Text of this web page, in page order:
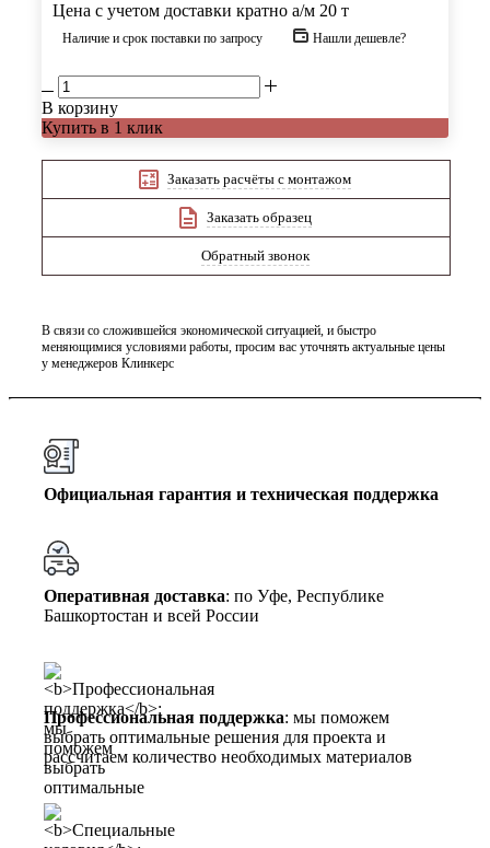
Цена с учетом доставки кратно а/м 20 т
Наличие и срок поставки по запросу Нашли дешевле?
В корзину
Купить в 1 клик
Заказать расчёты с монтажом
Заказать образец
Обратный звонок
В связи со сложившейся экономической ситуацией, и быстро
меняющимися условиями работы, просим вас уточнять актуальные цены
у менеджеров Клинкерс
Официальная гарантия и техническая поддержка
Оперативная доставка: по Уфе, Республике
Башкортостан и всей России
Профессиональная поддержка: мы поможем
выбрать оптимальные решения для проекта и
рассчитаем количество необходимых материалов